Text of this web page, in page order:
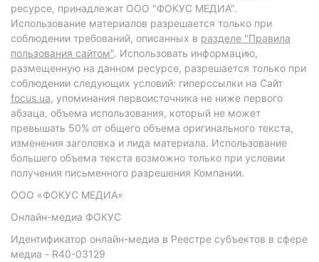
ресурсе, принадлежат ООО "ФОКУС МЕДИА".
Использование материалов разрешается только при
соблюдении требований, описанных в разделе "Правила
пользования сайтом". Использовать информацию,
размещенную на данном ресурсе, разрешается только при
соблюдении следующих условий: гиперссылки на Сайт
focus.ua, упоминания первоисточника не ниже первого
абзаца, объема использования, который не может
превышать 50% от общего объема оригинального текста,
изменения заголовка и лида материала. Использование
большего объема текста возможно только при условии
получения письменного разрешения Компании.
ООО «ФОКУС МЕДИА»
Онлайн-медиа ФОКУС
Идентификатор онлайн-медиа в Реестре субъектов в сфере
медиа - R40-03129